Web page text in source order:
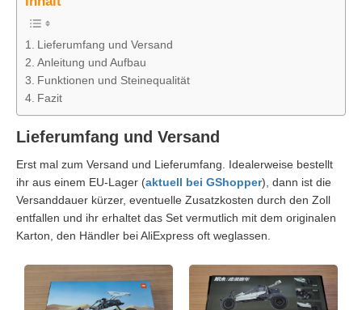
Lieferumfang und Versand
Anleitung und Aufbau
Funktionen und Steinequalität
Fazit
Lieferumfang und Versand
Erst mal zum Versand und Lieferumfang. Idealerweise bestellt
ihr aus einem EU-Lager (aktuell bei GShopper), dann ist die
Versanddauer kürzer, eventuelle Zusatzkosten durch den Zoll
entfallen und ihr erhaltet das Set vermutlich mit dem originalen
Karton, den Händler bei AliExpress oft weglassen.